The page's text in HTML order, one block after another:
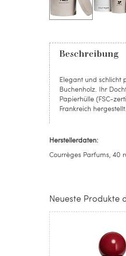
Beschreibung
Elegant und schlicht
Buchenholz. Ihr
Papierhülle (FSC-
Frankreich hergestellt.
Herstellerdaten:
Courrèges Parfums, 40
Neueste Produkte